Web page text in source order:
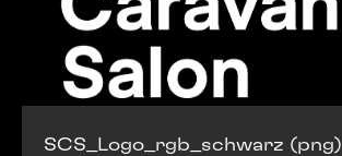
SCS_Logo_rgb_schwarz (png)